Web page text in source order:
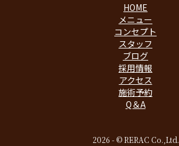
HOME
メニュー
コンセプト
スタッフ
ブログ
採用情報
アクセス
施術予約
Q＆A
2026 - © RERAC Co.,Ltd.